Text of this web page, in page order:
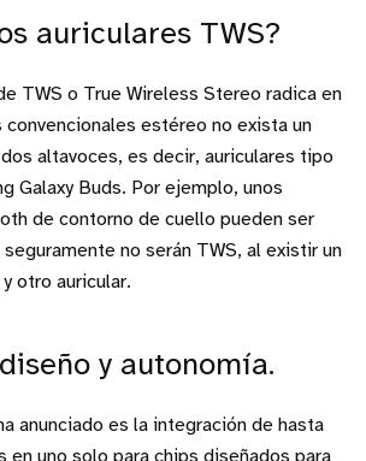
auriculares TWS?
TWS o True Wireless Stereo radica en
convencionales estéreo no exista un
altavoces, es decir, auriculares tipo
Galaxy Buds. Por ejemplo, unos
de contorno de cuello pueden ser
no serán TWS, al existir un
otro auricular.
y autonomía.
anunciado es la integración de hasta
en uno solo para chips diseñados para